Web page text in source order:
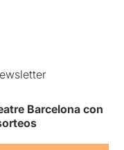
Barcelona con